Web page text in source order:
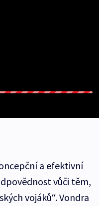
a efektivní
vůči těm,
vojáků“. Vondra